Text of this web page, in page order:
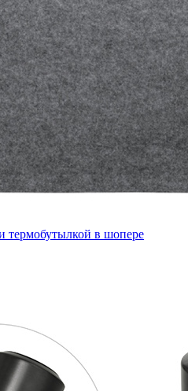
термобутылкой в шопере